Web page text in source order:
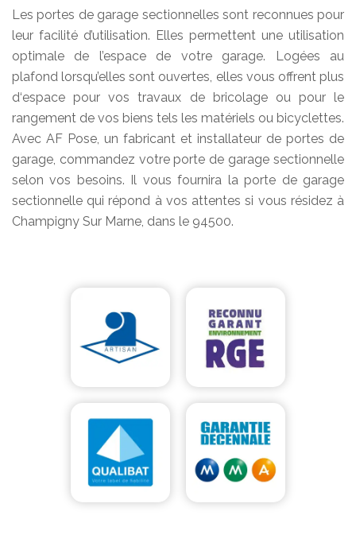
Les portes de garage sectionnelles sont reconnues pour
leur facilité d’utilisation. Elles permettent une utilisation
optimale de l’espace de votre garage. Logées au
plafond lorsqu’elles sont ouvertes, elles vous offrent plus
d‘espace pour vos travaux de bricolage ou pour le
rangement de vos biens tels les matériels ou bicyclettes.
Avec AF Pose, un fabricant et installateur de portes de
garage, commandez votre porte de garage sectionnelle
selon vos besoins. Il vous fournira la porte de garage
sectionnelle qui répond à vos attentes si vous résidez à
Champigny Sur Marne, dans le 94500.